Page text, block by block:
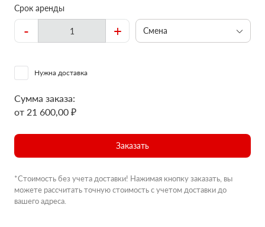
Срок аренды
- + Смена
Нужна доставка
Сумма заказа:
от 21 600,00 ₽
Заказать
*Стоимость без учета доставки! Нажимая кнопку заказать, вы
можете рассчитать точную стоимость с учетом доставки до
вашего адреса.